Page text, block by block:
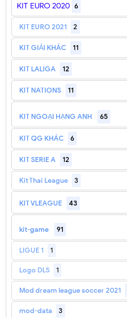
KIT EURO 2020 6
KIT EURO 2021 2
KIT GIẢI KHÁC 11
KIT LALIGA 12
KIT NATIONS 11
KIT NGOẠI HẠNG ANH 65
KIT QG KHÁC 6
KIT SERIE A 12
Kit Thai League 3
KIT VLEAGUE 43
kit-game 91
LIGUE 1 1
Logo DLS 1
Mod dream league soccer 2021
mod-data 3